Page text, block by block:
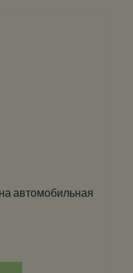
автомобильная